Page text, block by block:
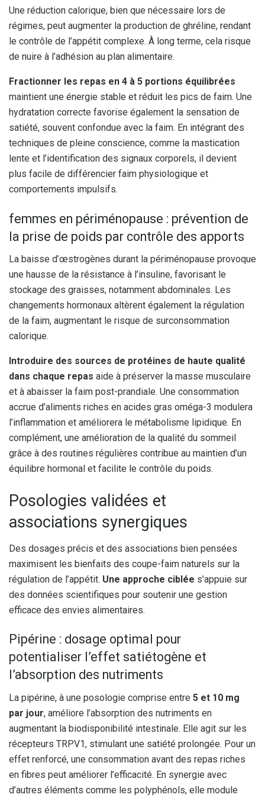
Une réduction calorique, bien que nécessaire lors de
régimes, peut augmenter la production de ghréline, rendant
le contrôle de l’appétit complexe. À long terme, cela risque
de nuire à l’adhésion au plan alimentaire.
Fractionner les repas en 4 à 5 portions équilibrées
maintient une énergie stable et réduit les pics de faim. Une
hydratation correcte favorise également la sensation de
satiété, souvent confondue avec la faim. En intégrant des
techniques de pleine conscience, comme la mastication
lente et l’identification des signaux corporels, il devient
plus facile de différencier faim physiologique et
comportements impulsifs.
femmes en périménopause : prévention de
la prise de poids par contrôle des apports
La baisse d’œstrogènes durant la périménopause provoque
une hausse de la résistance à l’insuline, favorisant le
stockage des graisses, notamment abdominales. Les
changements hormonaux altèrent également la régulation
de la faim, augmentant le risque de surconsommation
calorique.
Introduire des sources de protéines de haute qualité
dans chaque repas aide à préserver la masse musculaire
et à abaisser la faim post-prandiale. Une consommation
accrue d’aliments riches en acides gras oméga-3 modulera
l’inflammation et améliorera le métabolisme lipidique. En
complément, une amélioration de la qualité du sommeil
grâce à des routines régulières contribue au maintien d’un
équilibre hormonal et facilite le contrôle du poids.
Posologies validées et
associations synergiques
Des dosages précis et des associations bien pensées
maximisent les bienfaits des coupe-faim naturels sur la
régulation de l’appétit. Une approche ciblée s’appuie sur
des données scientifiques pour soutenir une gestion
efficace des envies alimentaires.
Pipérine : dosage optimal pour
potentialiser l’effet satiétogène et
l’absorption des nutriments
La pipérine, à une posologie comprise entre 5 et 10 mg
par jour, améliore l’absorption des nutriments en
augmentant la biodisponibilité intestinale. Elle agit sur les
récepteurs TRPV1, stimulant une satiété prolongée. Pour un
effet renforcé, une consommation avant des repas riches
en fibres peut améliorer l’efficacité. En synergie avec
d’autres éléments comme les polyphénols, elle module